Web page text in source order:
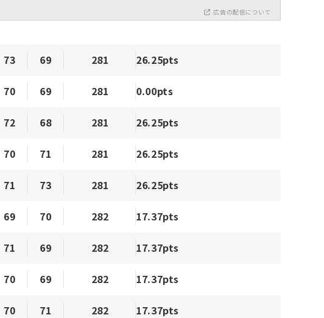
広告の配信について
73 69 281 26.25pts
70 69 281 0.00pts
72 68 281 26.25pts
70 71 281 26.25pts
71 73 281 26.25pts
69 70 282 17.37pts
71 69 282 17.37pts
70 69 282 17.37pts
70 71 282 17.37pts